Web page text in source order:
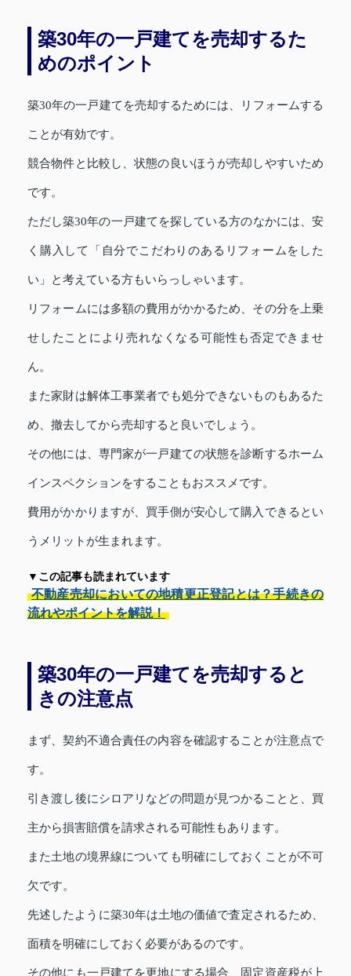
築30年の一戸建てを売却するた
めのポイント
築30年の一戸建てを売却するためには、リフォームする
ことが有効です。
競合物件と比較し、状態の良いほうが売却しやすいため
です。
ただし築30年の一戸建てを探している方のなかには、安
く購入して「自分でこだわりのあるリフォームをした
い」と考えている方もいらっしゃいます。
リフォームには多額の費用がかかるため、その分を上乗
せしたことにより売れなくなる可能性も否定できませ
ん。
また家財は解体工事業者でも処分できないものもあるた
め、撤去してから売却すると良いでしょう。
その他には、専門家が一戸建ての状態を診断するホーム
インスペクションをすることもおススメです。
費用がかかりますが、買手側が安心して購入できるとい
うメリットが生まれます。
▼この記事も読まれています
不動産売却においての地積更正登記とは？手続きの
流れやポイントを解説！
築30年の一戸建てを売却すると
きの注意点
まず、契約不適合責任の内容を確認することが注意点で
す。
引き渡し後にシロアリなどの問題が見つかることと、買
主から損害賠償を請求される可能性もあります。
また土地の境界線についても明確にしておくことが不可
欠です。
先述したように築30年は土地の価値で査定されるため、
面積を明確にしておく必要があるのです。
その他にも一戸建てを更地にする場合、固定資産税が上